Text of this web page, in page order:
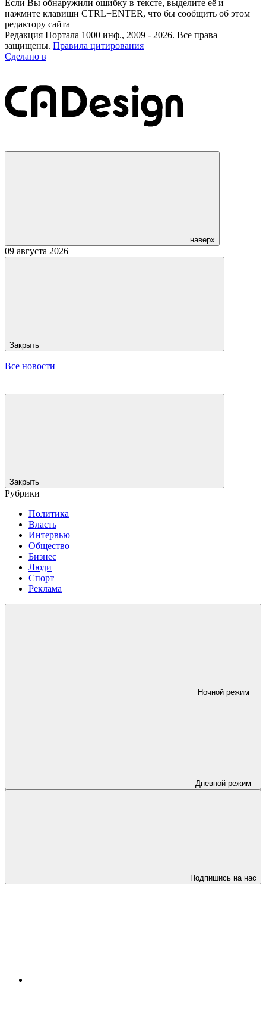
Если Вы обнаружили ошибку в тексте, выделите её и
нажмите клавиши CTRL+ENTER, что бы сообщить об этом
редактору сайта
Редакция Портала 1000 инф., 2009 - 2026. Все права
защищены. Правила цитирования
Сделано в
наверх
09 августа 2026
Закрыть
Все новости
Закрыть
Рубрики
Политика
Власть
Интервью
Общество
Бизнес
Люди
Спорт
Реклама
Ночной режим
Дневной режим
Подпишись на нас